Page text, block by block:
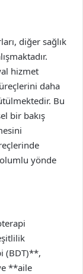
diğer sağlık
hizmet
daha
Bu
bir bakış
yönde
(BDT)**,
**aile